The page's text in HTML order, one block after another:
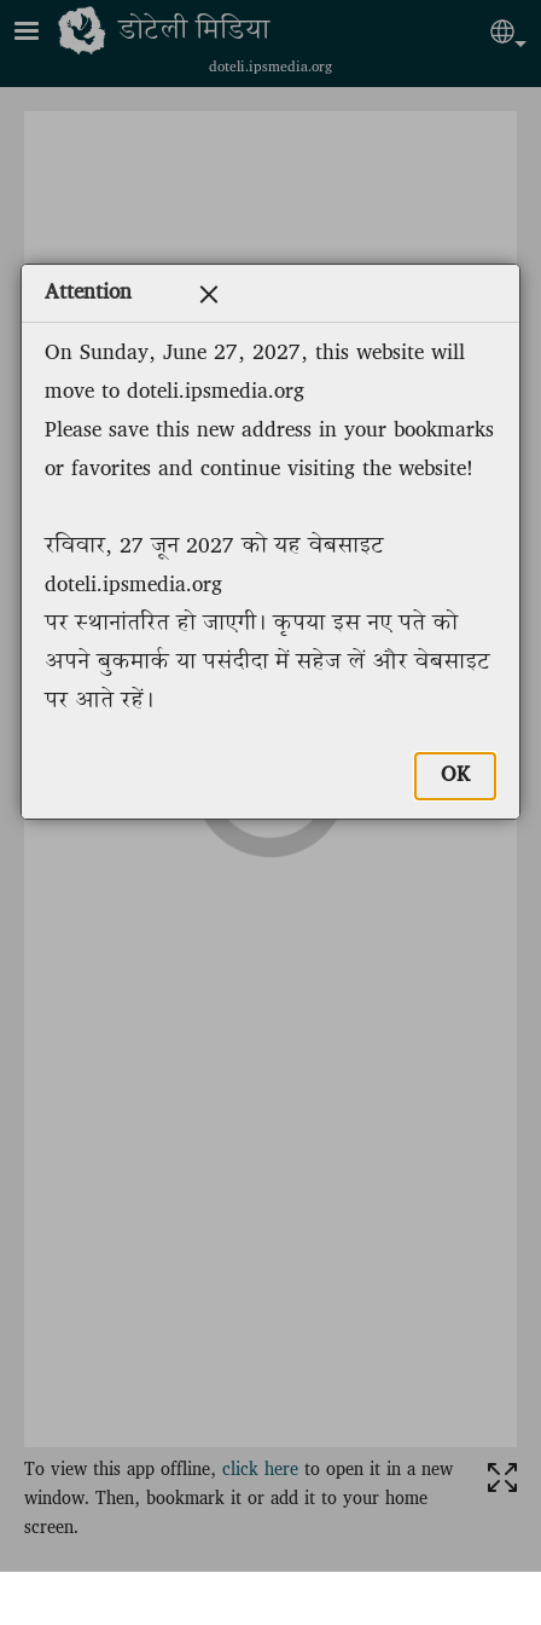
Skip to main contentडोटेली मिडिया
doteli.ipsmedia.org
To view this app offline, click here to open it in a new
window. Then, bookmark it or add it to your home
screen.
Attention
On Sunday, June 27, 2027, this website will
move to doteli.ipsmedia.org
Please save this new address in your bookmarks
or favorites and continue visiting the website!
रविवार, 27 जून 2027 को यह वेबसाइट
doteli.ipsmedia.org
पर स्थानांतरित हो जाएगी। कृपया इस नए पते को
अपने बुकमार्क या पसंदीदा में सहेज लें और वेबसाइट
पर आते रहें।
OK